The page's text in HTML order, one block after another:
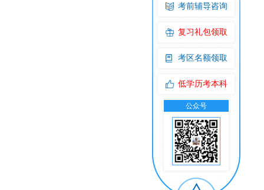
考前辅导咨询
复习礼包领取
考区名额领取
低学历考本科
公众号